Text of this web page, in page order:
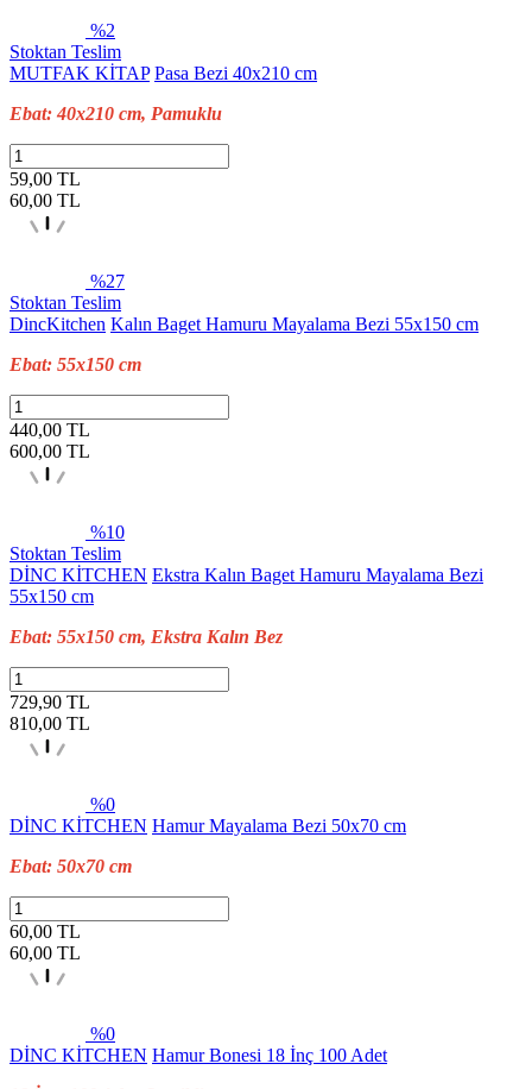
%2
Stoktan Teslim
MUTFAK KİTAP Pasa Bezi 40x210 cm
Ebat: 40x210 cm, Pamuklu
59,00 TL
60,00 TL
%27
Stoktan Teslim
DincKitchen Kalın Baget Hamuru Mayalama Bezi 55x150 cm
Ebat: 55x150 cm
440,00 TL
600,00 TL
%10
Stoktan Teslim
DİNC KİTCHEN Ekstra Kalın Baget Hamuru Mayalama Bezi
55x150 cm
Ebat: 55x150 cm, Ekstra Kalın Bez
729,90 TL
810,00 TL
%0
DİNC KİTCHEN Hamur Mayalama Bezi 50x70 cm
Ebat: 50x70 cm
60,00 TL
60,00 TL
%0
DİNC KİTCHEN Hamur Bonesi 18 İnç 100 Adet